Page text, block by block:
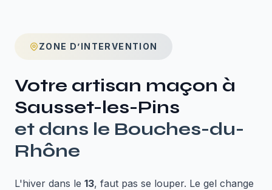
ZONE D’INTERVENTION
Votre artisan maçon à
Sausset-les-Pins
et dans le Bouches-du-
Rhône
L'hiver dans le 13, faut pas se louper. Le gel change